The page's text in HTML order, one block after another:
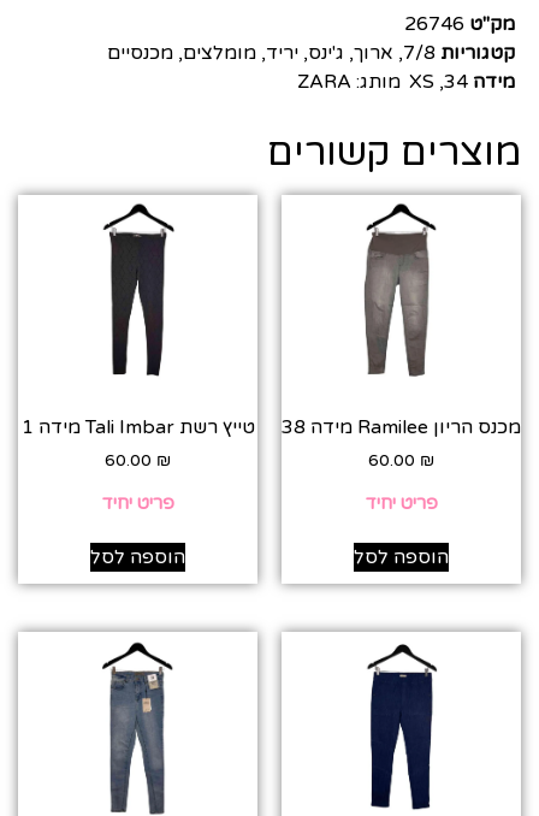
מק"ט 26746
קטגוריות 7/8
, ארוך, ג'ינס, יריד, מומלצים, מכנסיים
מידה 34
,
XS מותג: ZARA
מוצרים קשורים
מכנס הריון Ramilee מידה 38
60.00 ₪
פריט יחיד
הוספה לסל
טייץ רשת Tali Imbar מידה 1
60.00 ₪
פריט יחיד
הוספה לסל